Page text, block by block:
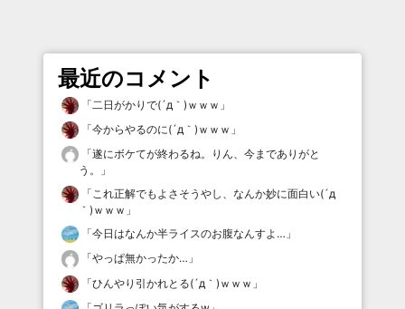
最近のコメント
「二日がかりで(´д｀)ｗｗｗ 」
「今からやるのに(´д｀)ｗｗｗ 」
「遂にボケてが終わるね。りん、今までありがと
う。
」
「これ正解でもよさそうやし、なんか妙に面白い(´д
｀)ｗｗｗ 」
「今日はなんか半ライスのお腹なんすよ… 」
「やっぱ無かったか… 」
「ひんやり引かれとる(´д｀)ｗｗｗ 」